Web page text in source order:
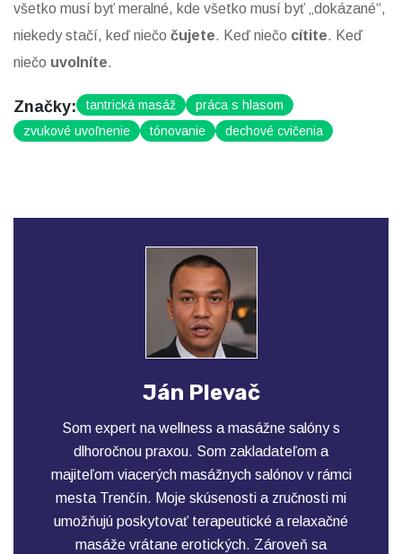
všetko musí byť meralné, kde všetko musí byť „dokázané“,
niekedy stačí, keď niečo čujete. Keď niečo cítite. Keď
niečo uvolníte.
Značky: tantrická masáž
práca s hlasom
zvukové uvoľnenie
tónovanie dechové cvičenia
Ján Plevač
Som expert na wellness a masážne salóny s
dlhoročnou praxou. Som zakladateľom a
majiteľom viacerých masážnych salónov v rámci
mesta Trenčín. Moje skúsenosti a zručnosti mi
umožňujú poskytovať terapeutické a relaxačné
masáže vrátane erotických. Zároveň sa